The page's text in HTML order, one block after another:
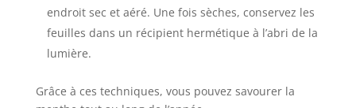
endroit sec et aéré. Une fois sèches, conservez les
feuilles dans un récipient hermétique à l’abri de la
lumière.
Grâce à ces techniques, vous pouvez savourer la